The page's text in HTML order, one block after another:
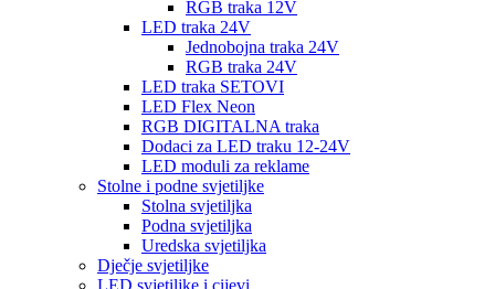
RGB traka 12V
LED traka 24V
Jednobojna traka 24V
RGB traka 24V
LED traka SETOVI
LED Flex Neon
RGB DIGITALNA traka
Dodaci za LED traku 12-24V
LED moduli za reklame
Stolne i podne svjetiljke
Stolna svjetiljka
Podna svjetiljka
Uredska svjetiljka
Dječje svjetiljke
LED svjetiljke i cijevi